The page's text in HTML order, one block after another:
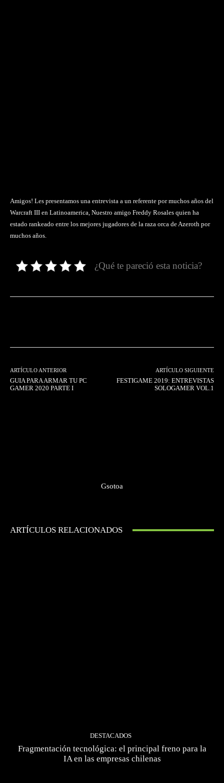
Amigos! Les presentamos una entrevista a un referente por muchos años del
Warcraft III en Latinoamerica, Nuestro amigo Freddy Rosales quien ha
estado rankeado entre los mejores jugadores de la raza orca de Azeroth por
muchos años.
¿Qué te pareció esta noticia?
ARTÍCULO ANTERIOR
GUIA PARA ARMAR TU PC
GAMER 2020 PARTE I
ARTÍCULO SIGUIENTE
FESTIGAME 2019: ENTREVISTAS
SOLOGAMER VOL.1
Gsotoa
ARTÍCULOS RELACIONADOS
DESTACADOS
Fragmentación tecnológica: el principal freno para la
IA en las empresas chilenas